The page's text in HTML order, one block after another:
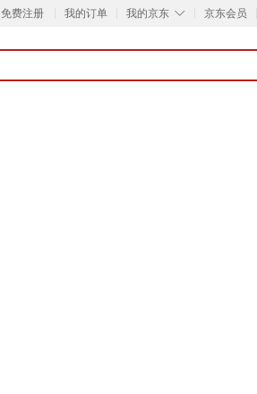
免费注册 我的订单 ◇
我的京东 京东会员